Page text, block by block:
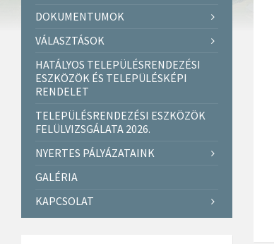
DOKUMENTUMOK
VÁLASZTÁSOK
HATÁLYOS TELEPÜLÉSRENDEZÉSI
ESZKÖZÖK ÉS TELEPÜLÉSKÉPI
RENDELET
TELEPÜLÉSRENDEZÉSI ESZKÖZÖK
FELÜLVIZSGÁLATA 2026.
NYERTES PÁLYÁZATAINK
GALÉRIA
KAPCSOLAT